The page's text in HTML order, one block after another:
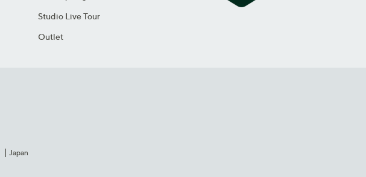
Studio Live Tour
Outlet
Japan